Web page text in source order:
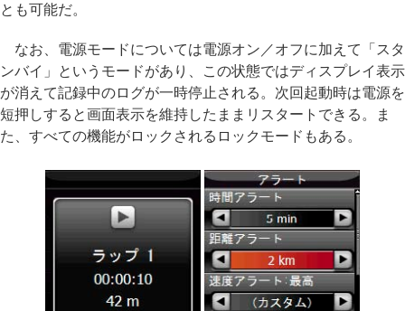
とも可能だ。
なお、電源モードについては電源オン／オフに加えて「スタ
ンバイ」というモードがあり、この状態ではディスプレイ表示
が消えて記録中のログが一時停止される。次回起動時は電源を
短押しすると画面表示を維持したままリスタートできる。ま
た、すべての機能がロックされるロックモードもある。